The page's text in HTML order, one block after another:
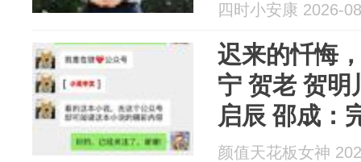
四时小安康 2026-
迟来的忏悔
宁 贺老 贺明
启辰 邵成：
颜值天花板女神